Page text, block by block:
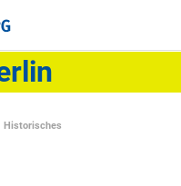
Historisches